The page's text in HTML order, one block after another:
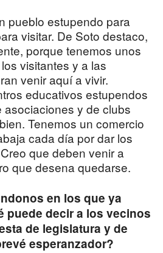
pueblo estupendo para
visitar. De Soto destaco,
porque tenemos unos
visitantes y a las
venir aquí a vivir.
educativos estupendos
asociaciones y de clubs
Tenemos un comercio
cada día por dar los
que deben venir a
que desena quedarse.
en los que ya
decir a los vecinos
de legislatura y de
esperanzador?